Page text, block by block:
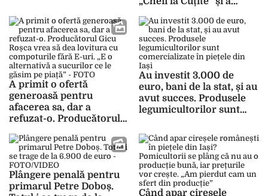
preparatul său. „Am
intrat în etapa
următoare” – FOTO
A primit o ofertă
generoasă pentru
afacerea sa, dar a
refuzat-o. Producătorul
lovitura cu compoturile
fără E-uri. „E o
alternativă a sucurilor ce
le găsim pe piață” – FOTO
Au investit 3.000 de
euro, bani de la stat, și au
avut succes. Produsele
legumicultorilor sunt
din Iași
Plângere penală pentru
primarul Petre Doboș.
Când apar cireșele